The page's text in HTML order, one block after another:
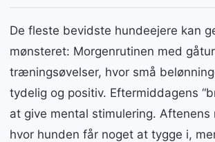
De fleste bevidste hundeejere kan
mønsteret: Morgenrutinen med
træningsøvelser, hvor små
tydelig og positiv. Eftermiddagens
at give mental stimulering. Aftenens
hvor hunden får noget at tygge i,